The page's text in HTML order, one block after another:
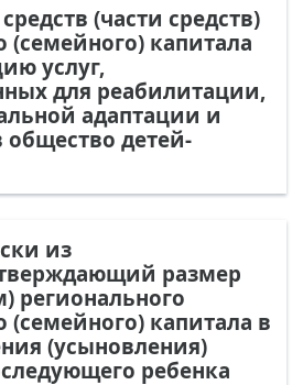
(части средств)
(семейного) капитала
услуг,
для реабилитации,
адаптации и
общество детей-
из
размер
регионального
(семейного) капитала в
(усыновления)
ребенка